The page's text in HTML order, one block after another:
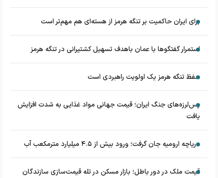
برای ایران حاکمیت بر تنگه هرمز از هسته‌ای هم مهم‌تر است
استمرار گفتگوها با عمان باهدف تسهیل کشتیرانی در تنگه هرمز
حفظ تنگه هرمز یک اولویت راهبردی است
پس‌لرزه‌های جنگ ایران؛ قیمت جهانی مواد غذایی به شدت افزایش
یافت
دریاچه ارومیه جان گرفت؛ ورود بیش از ۴.۵ میلیارد مترمکعب آب
قیمت ملک در دور باطل؛ بازار مسکن در تله قیمت‌سازی سازندگان